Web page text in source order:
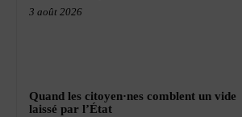
3 août 2026
Quand les citoyen·nes comblent un vide
laissé par l’État